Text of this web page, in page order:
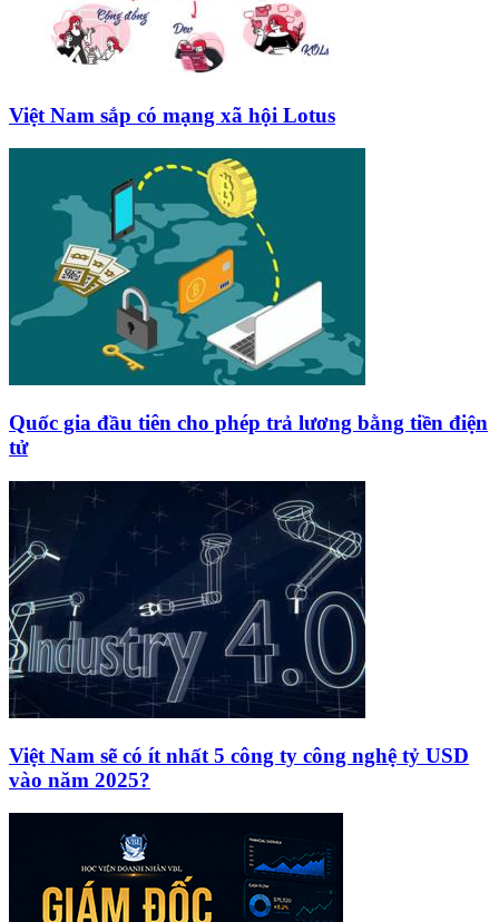
Việt Nam sắp có mạng xã hội Lotus
Quốc gia đầu tiên cho phép trả lương bằng tiền điện
tử
Việt Nam sẽ có ít nhất 5 công ty công nghệ tỷ USD
vào năm 2025?